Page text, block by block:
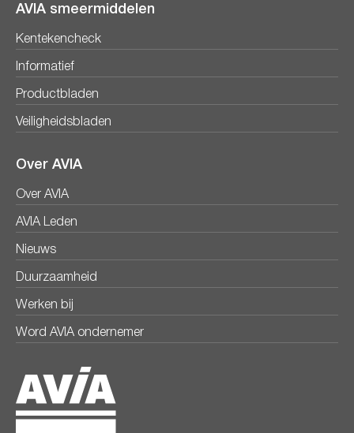
AVIA smeermiddelen
Kentekencheck
Informatief
Productbladen
Veiligheidsbladen
Over AVIA
Over AVIA
AVIA Leden
Nieuws
Duurzaamheid
Werken bij
Word AVIA ondernemer